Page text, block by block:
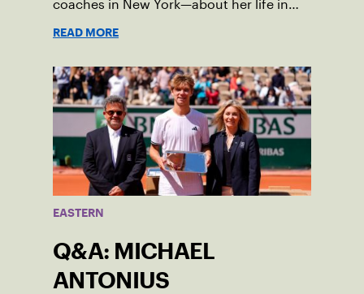
coaches in New York—about her life in
READ MORE
EASTERN
Q&A: MICHAEL
ANTONIUS